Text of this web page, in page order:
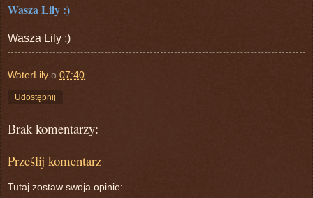
Wasza Lily :)
Wasza Lily :)
WaterLily o 07:40
Udostępnij
Brak komentarzy:
Prześlij komentarz
Tutaj zostaw swoja opinie: